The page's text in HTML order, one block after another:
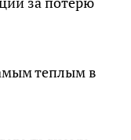
теплым в